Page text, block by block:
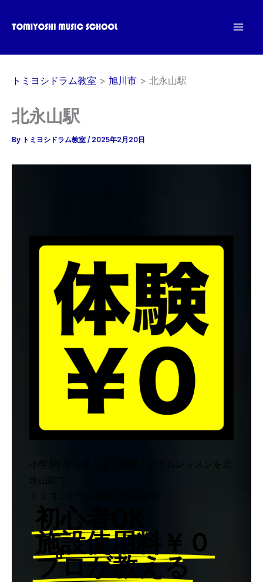
ス
トミヨシドラム教室 旭川市 北永山駅
北永山駅
By トミヨシドラム教室 / 2025年2月20日
小学3年生〜大人まで歓迎！ドラムレッスンを北
永山駅で
初心者OK
施設使用料￥０
プロが教える